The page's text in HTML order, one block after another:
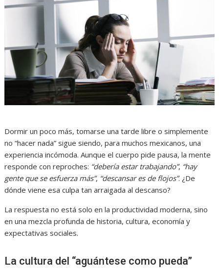
Dormir un poco más, tomarse una tarde libre o simplemente
no “hacer nada” sigue siendo, para muchos mexicanos, una
experiencia incómoda. Aunque el cuerpo pide pausa, la mente
responde con reproches: “debería estar trabajando”, “hay
gente que se esfuerza más”, “descansar es de flojos”. ¿De
dónde viene esa culpa tan arraigada al descanso?
La respuesta no está solo en la productividad moderna, sino
en una mezcla profunda de historia, cultura, economía y
expectativas sociales.
La cultura del “aguántese como pueda”